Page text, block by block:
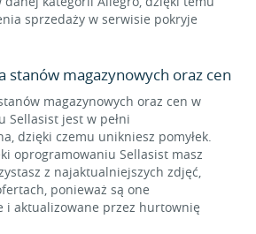
sprzedaży w serwisie pokryje
stanów magazynowych oraz cen
magazynowych oraz cen w
Sellasist jest w pełni
dzięki czemu unikniesz pomyłek.
oprogramowaniu Sellasist masz
z najaktualniejszych zdjęć,
ponieważ są one
i aktualizowane przez hurtownię